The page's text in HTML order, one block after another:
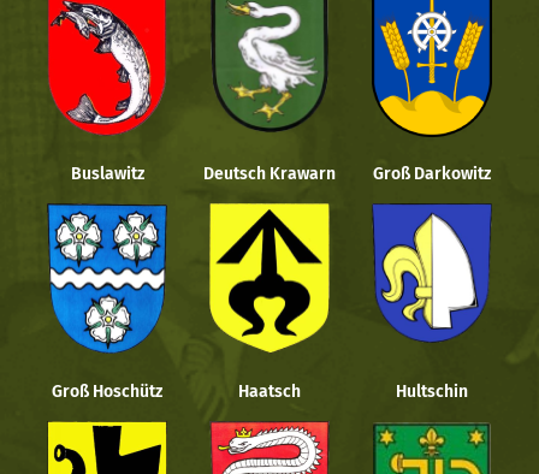
Buslawitz Deutsch Krawarn Groß Darkowitz
Groß Hoschütz Haatsch Hultschin